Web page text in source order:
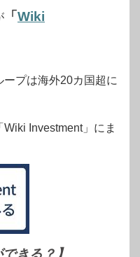
「Wiki
プは海外20カ国超に
Investment」にま
きる？ 】